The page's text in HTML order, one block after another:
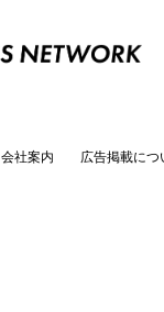
会社案内 広告掲載につ